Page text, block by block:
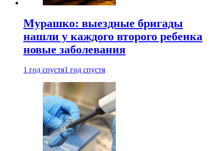
Мурашко: выездные бригады
нашли у каждого второго ребенка
новые заболевания
1 год спустя1 год спустя